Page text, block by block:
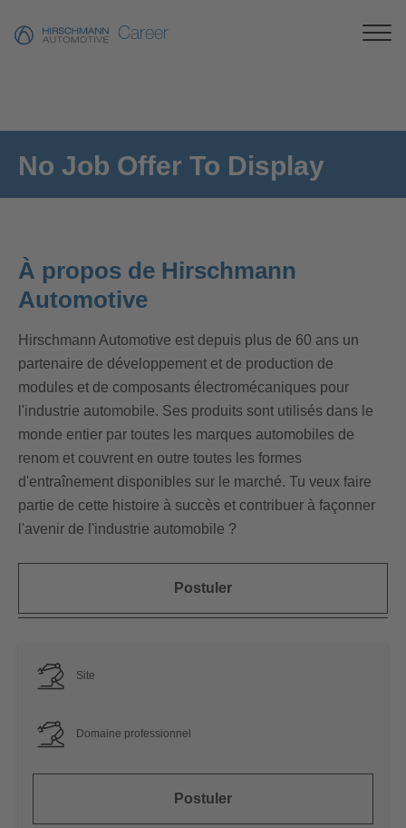
Career
No Job Offer To Display
À propos de Hirschmann
Automotive
Hirschmann Automotive est depuis plus de 60 ans un
partenaire de développement et de production de
modules et de composants électromécaniques pour
l'industrie automobile. Ses produits sont utilisés dans le
monde entier par toutes les marques automobiles de
renom et couvrent en outre toutes les formes
d'entraînement disponibles sur le marché. Tu veux faire
partie de cette histoire à succès et contribuer à façonner
l'avenir de l'industrie automobile ?
Postuler
Site
Domaine professionnel
Postuler